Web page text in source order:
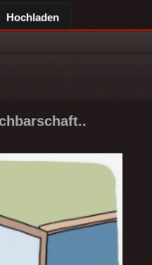
Hochladen